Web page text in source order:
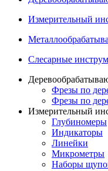
Измерительный
Слесарные
Фрезы по
Фрезы по
Измерительный
Глубиномеры
Индикаторы
Линейки
Микрометры
Наборы